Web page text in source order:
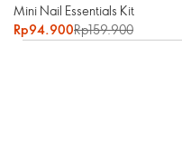
Mini Nail Essentials Kit
Rp94.900Rp159.900